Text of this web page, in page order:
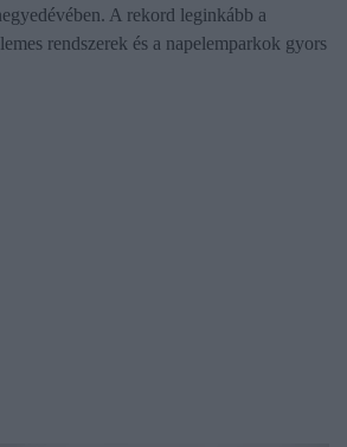
A rekord leginkább a
rendszerek és a napelemparkok gyors